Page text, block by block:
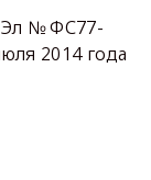
Эл № ФС77-
2014 года